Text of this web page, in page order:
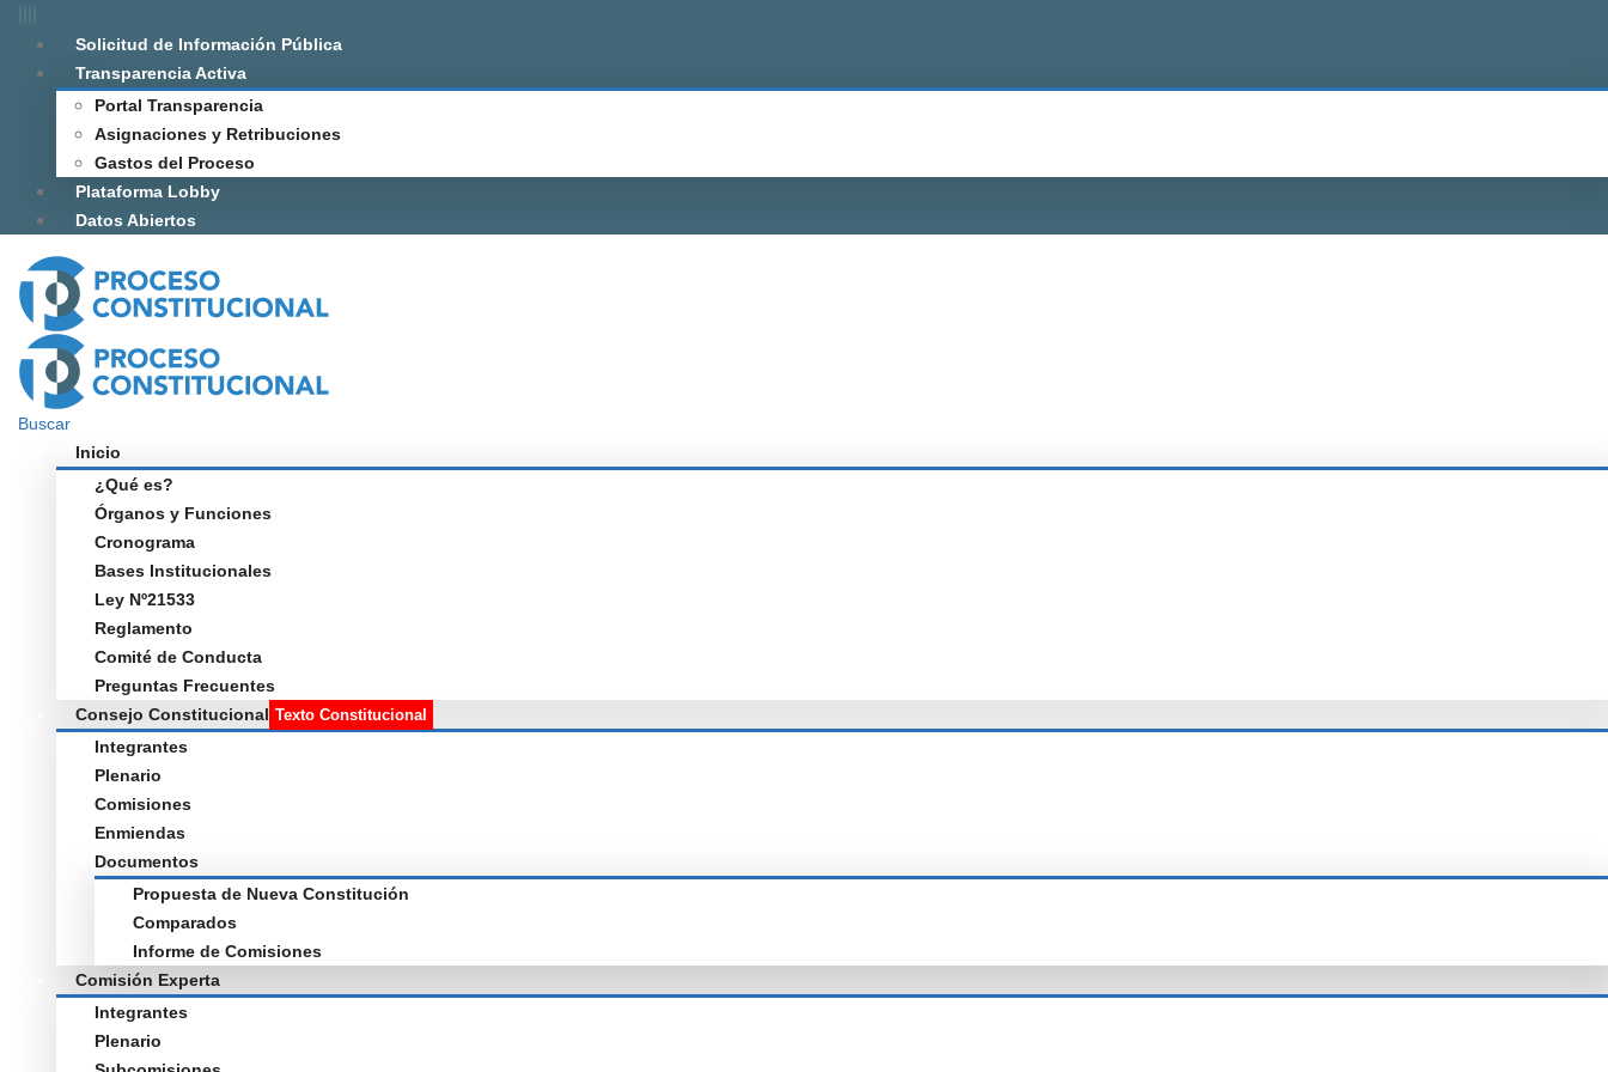
Solicitud de Información Pública
Transparencia Activa
Portal Transparencia
Asignaciones y Retribuciones
Gastos del Proceso
Plataforma Lobby
Datos Abiertos
Buscar
Inicio
¿Qué es?
Órganos y Funciones
Cronograma
Bases Institucionales
Ley Nº21533
Reglamento
Comité de Conducta
Preguntas Frecuentes
Consejo Constitucional Texto Constitucional
Integrantes
Plenario
Comisiones
Enmiendas
Documentos
Propuesta de Nueva Constitución
Comparados
Informe de Comisiones
Comisión Experta
Integrantes
Plenario